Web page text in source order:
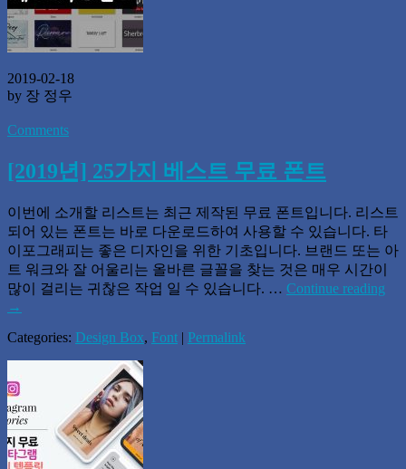
2019-02-18
by 장 정우
Comments
[2019년] 25가지 베스트 무료 폰트
이번에 소개할 리스트는 최근 제작된 무료 폰트입니다. 리스트
되어 있는 폰트는 바로 다운로드하여 사용할 수 있습니다. 타
이포그래피는 좋은 디자인을 위한 기초입니다. 브랜드 또는 아
트 워크와 잘 어울리는 올바른 글꼴을 찾는 것은 매우 시간이
많이 걸리는 귀찮은 작업 일 수 있습니다. … Continue reading
→
Categories: Design Box, Font | Permalink